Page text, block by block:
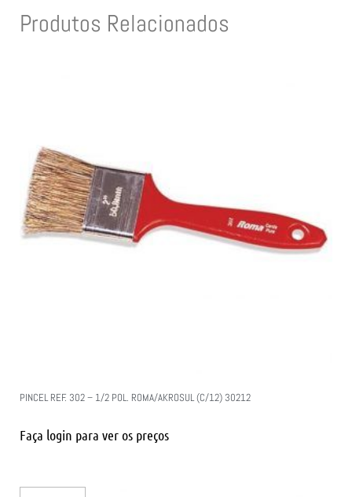
Produtos Relacionados
PINCEL REF. 302 – 1/2 POL. ROMA/AKROSUL (C/12) 30212
Faça login para ver os preços